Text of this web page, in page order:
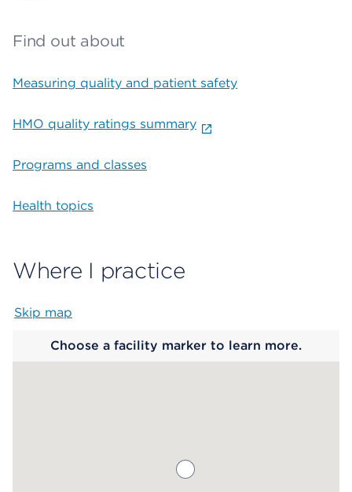
Find out about
Measuring quality and patient safety
HMO quality ratings summary
Programs and classes
Health topics
Where I practice
Skip map
Choose a facility marker to learn more.